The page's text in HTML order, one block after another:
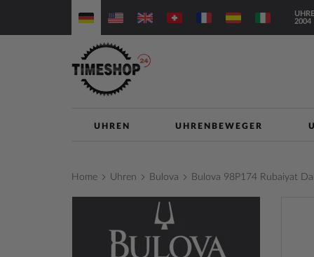
zum
2004
UHREN UHRENBEWEGER
Home Uhren Bulova Bulova 98P174 Rubaiyat